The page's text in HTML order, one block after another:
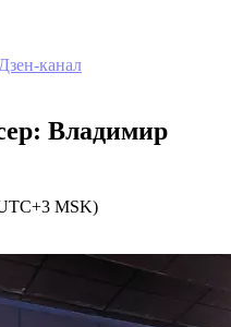
канал
Владимир
MSK)